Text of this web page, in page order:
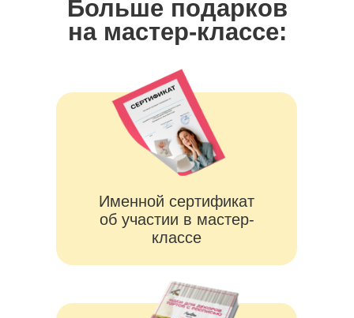
Сборник идей для росписи
торта под любой праздник
и повод
Что будет на
мастер-классе:
Научимся покрывать торт
заметных швов, обсудим, как
подготовить торт к росписи
Разберёмся с основами
акварельной росписи, обсудим
минимальный необходимый